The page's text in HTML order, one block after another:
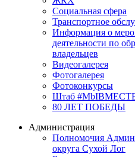
Социальная сфера
Транспортное
Информация о
деятельности по
владельцев
Видеогалерея
Фотогалерея
Фотоконкурсы
Штаб
80 ЛЕТ ПОБЕДЫ
Администрация
Полномочия
округа Сухой Лог